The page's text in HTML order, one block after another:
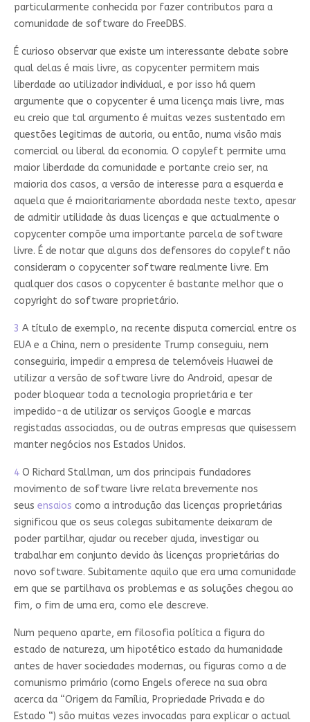
particularmente conhecida por fazer contributos para a
comunidade de software do FreeDBS.
É curioso observar que existe um interessante debate sobre
qual delas é mais livre, as copycenter permitem mais
liberdade ao utilizador individual, e por isso há quem
argumente que o copycenter é uma licença mais livre, mas
eu creio que tal argumento é muitas vezes sustentado em
questões legitimas de autoria, ou então, numa visão mais
comercial ou liberal da economia. O copyleft permite uma
maior liberdade da comunidade e portante creio ser, na
maioria dos casos, a versão de interesse para a esquerda e
aquela que é maioritariamente abordada neste texto, apesar
de admitir utilidade às duas licenças e que actualmente o
copycenter compõe uma importante parcela de software
livre. É de notar que alguns dos defensores do copyleft não
consideram o copycenter software realmente livre. Em
qualquer dos casos o copycenter é bastante melhor que o
copyright do software proprietário.
3 A título de exemplo, na recente disputa comercial entre os
EUA e a China, nem o presidente Trump conseguiu, nem
conseguiria, impedir a empresa de telemóveis Huawei de
utilizar a versão de software livre do Android, apesar de
poder bloquear toda a tecnologia proprietária e ter
impedido-a de utilizar os serviços Google e marcas
registadas associadas, ou de outras empresas que quisessem
manter negócios nos Estados Unidos.
4O Richard Stallman, um dos principais fundadores
movimento de software livre relata brevemente nos
seus ensaios como a introdução das licenças proprietárias
significou que os seus colegas subitamente deixaram de
poder partilhar, ajudar ou receber ajuda, investigar ou
trabalhar em conjunto devido às licenças proprietárias do
novo software. Subitamente aquilo que era uma comunidade
em que se partilhava os problemas e as soluções chegou ao
fim, o fim de uma era, como ele descreve.
Num pequeno aparte, em filosofia política a figura do
estado de natureza, um hipotético estado da humanidade
antes de haver sociedades modernas, ou figuras como a de
comunismo primário (como Engels oferece na sua obra
acerca da “Origem da Família, Propriedade Privada e do
Estado “) são muitas vezes invocadas para explicar o actual